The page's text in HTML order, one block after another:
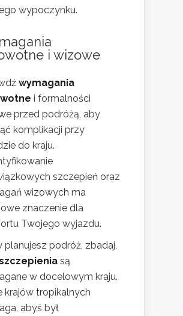
wypoczynku.
i wizowe
wymagania
i formalności
przed podróżą, aby
komplikacji przy
do kraju.
szczepień oraz
wizowych ma
znaczenie dla
Twojego wyjazdu.
planujesz podróż, zbadaj,
są
w docelowym kraju.
krajów tropikalnych
abyś był